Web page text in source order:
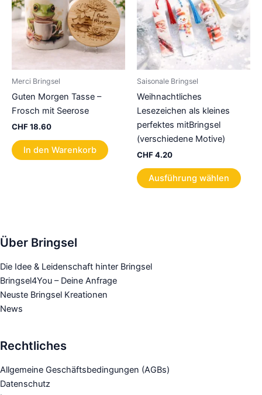
Merci Bringsel
Guten Morgen Tasse –
Frosch mit Seerose
CHF18.60
In den Warenkorb
Saisonale Bringsel
Weihnachtliches
Lesezeichen als kleines
perfektes mitBringsel
(verschiedene Motive)
CHF4.20
Ausführung wählen
Über Bringsel
Die Idee & Leidenschaft hinter Bringsel
Bringsel4You – Deine Anfrage
Neuste Bringsel Kreationen
News
Rechtliches
Allgemeine Geschäftsbedingungen (AGBs)
Datenschutz